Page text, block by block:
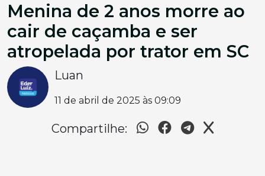
Menina de 2 anos morre ao
cair de caçamba e ser
atropelada por trator em SC
Luan
11 de abril de 2025 às 09:09
Compartilhe: